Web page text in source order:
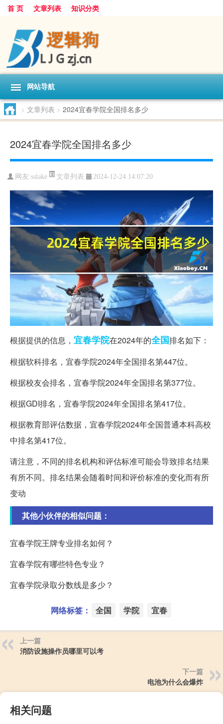
首 页 文章列表 知识分类
网站导航
> 文章列表 > 2024宜春学院全国排名多少
2024宜春学院全国排名多少
网友:sslake 文章列表 2024-12-24 14:07:20
根据提供的信息， 宜春学院在2024年的全国排名如下：
根据软科排名，宜春学院2024年全国排名第447位。
根据校友会排名，宜春学院2024年全国排名第377位。
根据GDI排名，宜春学院2024年全国排名第417位。
根据教育部评估数据，宜春学院2024年全国普通本科高校
中排名第417位。
请注意，不同的排名机构和评估标准可能会导致排名结果
有所不同。排名结果会随着时间和评价标准的变化而有所
变动
其他小伙伴的相似问题：
宜春学院王牌专业排名如何？
宜春学院有哪些特色专业？
宜春学院录取分数线是多少？
网络标签： 全国 学院 宜春
上一篇
消防设施操作员哪里可以考
下一篇
电池为什么会爆炸
相关问题